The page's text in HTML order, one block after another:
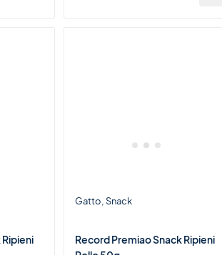
Gatto Snack
Record Premiao Snack Ripieni